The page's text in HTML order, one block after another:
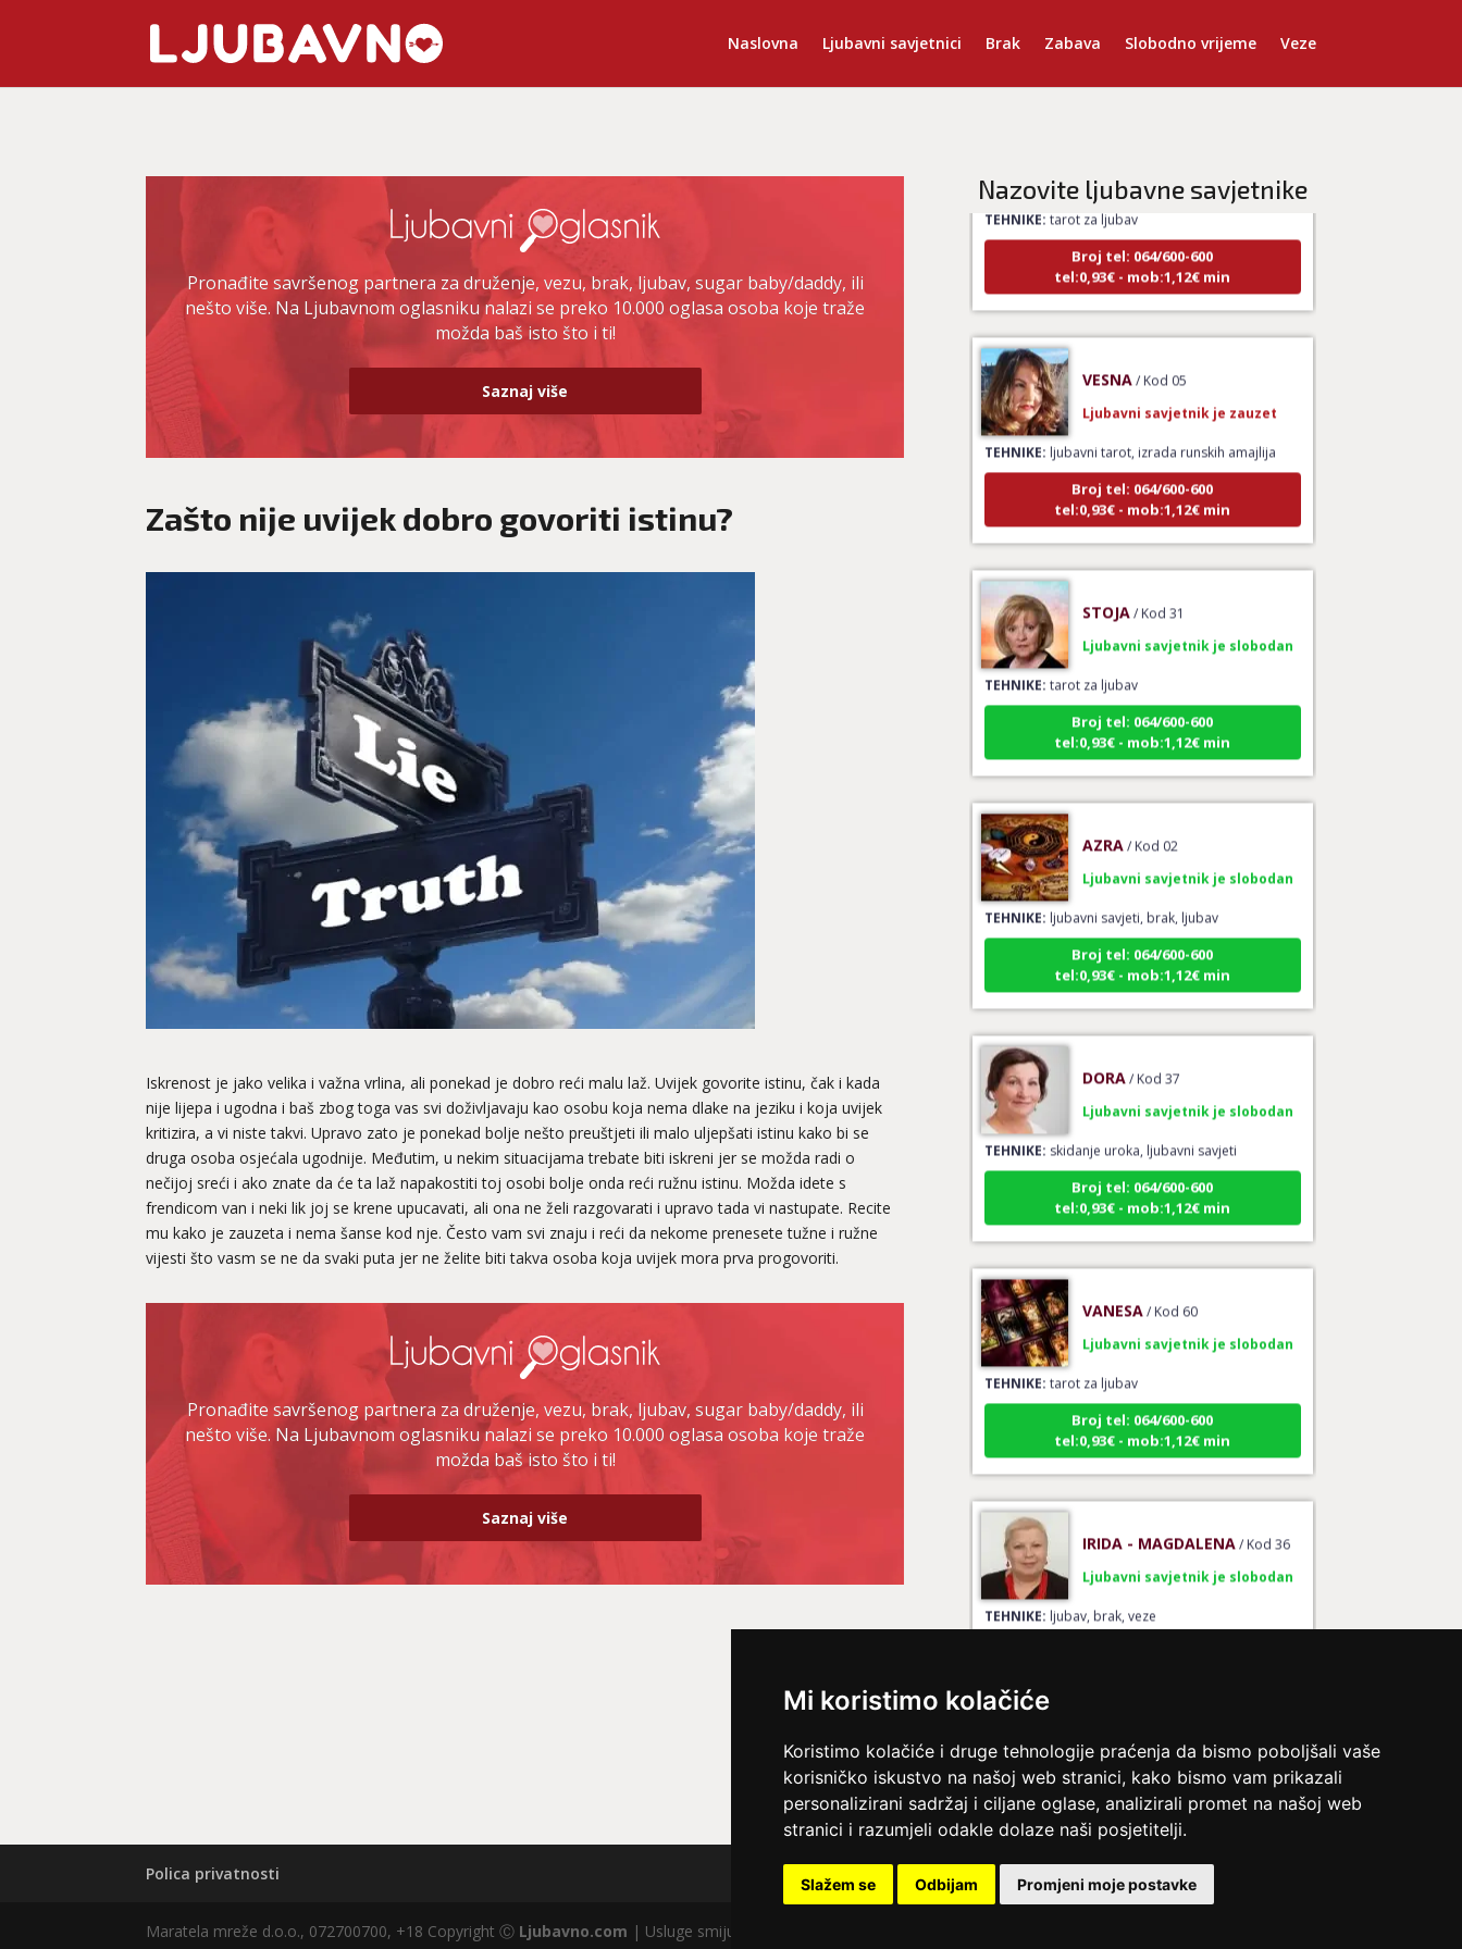
Mi koristimo kolačiće
Koristimo kolačiće i druge tehnologije praćenja da bismo poboljšali vaše
korisničko iskustvo na našoj web stranici, kako bismo vam prikazali
personalizirani sadržaj i ciljane oglase, analizirali promet na našoj web
stranici i razumjeli odakle dolaze naši posjetitelji.
Slažem se Odbijam Promjeni moje postavke
Naslovna Ljubavni savjetnici Brak Zabava Slobodno vrijeme Veze
Pronađite savršenog partnera za druženje, vezu, brak, ljubav, sugar baby/daddy, ili
nešto više. Na Ljubavnom oglasniku nalazi se preko 10.000 oglasa osoba koje traže
možda baš isto što i ti!
Saznaj više
Zašto nije uvijek dobro govoriti istinu?
Iskrenost je jako velika i važna vrlina, ali ponekad je dobro reći malu laž. Uvijek govorite istinu, čak i kada
nije lijepa i ugodna i baš zbog toga vas svi doživljavaju kao osobu koja nema dlake na jeziku i koja uvijek
kritizira, a vi niste takvi. Upravo zato je ponekad bolje nešto preuštjeti ili malo uljepšati istinu kako bi se
druga osoba osjećala ugodnije. Međutim, u nekim situacijama trebate biti iskreni jer se možda radi o
nečijoj sreći i ako znate da će ta laž napakostiti toj osobi bolje onda reći ružnu istinu. Možda idete s
frendicom van i neki lik joj se krene upucavati, ali ona ne želi razgovarati i upravo tada vi nastupate. Recite
mu kako je zauzeta i nema šanse kod nje. Često vam svi znaju i reći da nekome prenesete tužne i ružne
vijesti što vasm se ne da svaki puta jer ne želite biti takva osoba koja uvijek mora prva progovoriti.
Pronađite savršenog partnera za druženje, vezu, brak, ljubav, sugar baby/daddy, ili
nešto više. Na Ljubavnom oglasniku nalazi se preko 10.000 oglasa osoba koje traže
možda baš isto što i ti!
Saznaj više
Nazovite ljubavne savjetnike
tarot za ljubav
Broj tel: 064/600-600
tel:0,93€ - mob:1,12€ min
TEHNIKE:ljubavni tarot, izrada runskih amajlija
Broj tel: 064/600-600
tel:0,93€ - mob:1,12€ min
TEHNIKE:tarot za ljubav
Broj tel: 064/600-600
tel:0,93€ - mob:1,12€ min
TEHNIKE:ljubavni savjeti, brak, ljubav
Broj tel: 064/600-600
tel:0,93€ - mob:1,12€ min
TEHNIKE:skidanje uroka, ljubavni savjeti
Broj tel: 064/600-600
tel:0,93€ - mob:1,12€ min
TEHNIKE:tarot za ljubav
Broj tel: 064/600-600
tel:0,93€ - mob:1,12€ min
TEHNIKE:ljubav, brak, veze
KETY/ Kod 32
Ljubavni savjetnik je slobodan
TEHNIKE:ljubavni savjeti, rješavanje ljubavnih
Broj tel: 064/600-600
tel:0,93€ - mob:1,12€ min
Polica privatnosti
Maratela mreže d.o.o., 072700700, +18 Copyright Ⓒ Ljubavno.com | Usluge smiju koristiti osobe starije od +18 godina.